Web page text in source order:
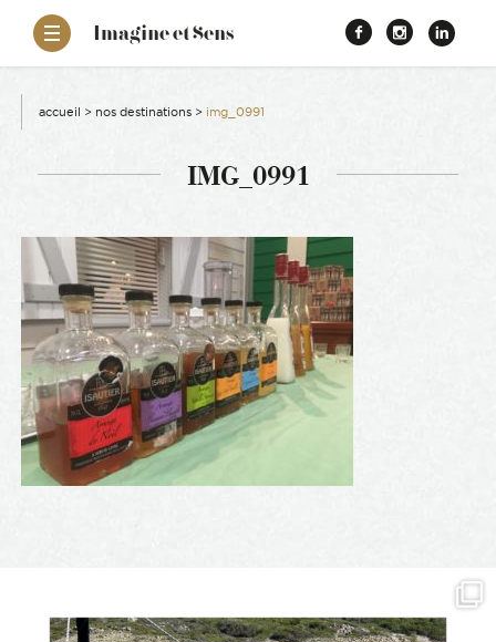
Imagine et Sens–
Événementiel
Communicants
accueil > nos destinations > img_0991
IMG_0991
RSE